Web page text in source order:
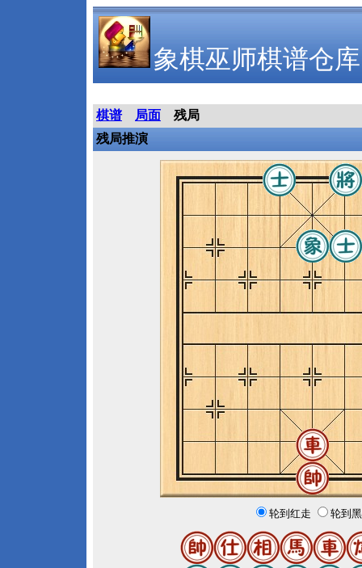
象棋巫师棋谱仓库
棋谱 局面
残局
残局推演
轮到红走 轮到